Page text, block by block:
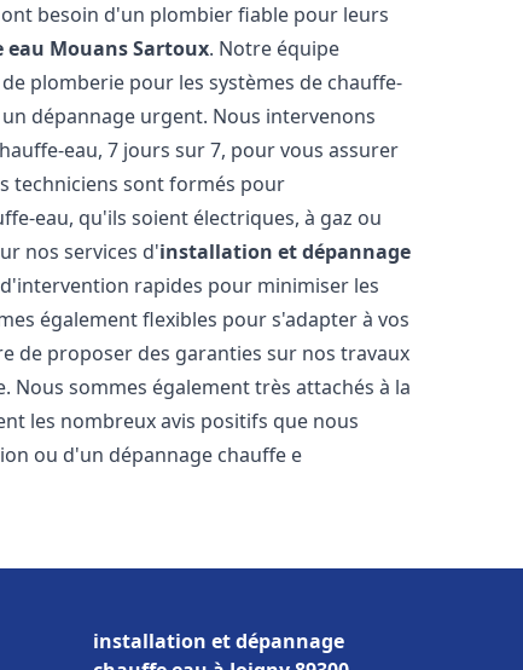
besoin d'un plombier fiable pour leurs
eau Mouans Sartoux. Notre équipe
plomberie pour les systèmes de chauffe-
dépannage urgent. Nous intervenons
eau, 7 jours sur 7, pour vous assurer
techniciens sont formés pour
eau, qu'ils soient électriques, à gaz ou
nos services d'installation et dépannage
d'intervention rapides pour minimiser les
également flexibles pour s'adapter à vos
de proposer des garanties sur nos travaux
Nous sommes également très attachés à la
les nombreux avis positifs que nous
ou d'un dépannage chauffe e
installation et dépannage